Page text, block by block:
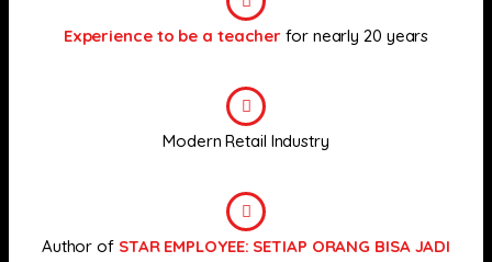
Experience to be a teacher for nearly 20 years
Modern Retail Industry
Author of STAR EMPLOYEE: SETIAP ORANG BISA JADI